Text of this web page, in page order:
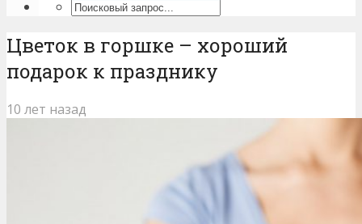
Цветок в горшке – хороший
подарок к празднику
10 лет назад